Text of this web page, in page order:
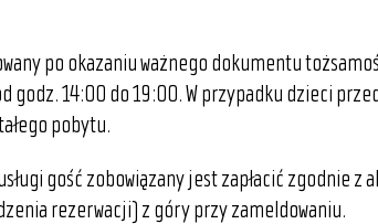
po okazaniu ważnego dokumentu
godz. 14:00 do 19:00. W przypadku dzieci
pobytu.
gość zobowiązany jest zapłacić zgodnie
rezerwacji) z góry przy zameldowaniu.